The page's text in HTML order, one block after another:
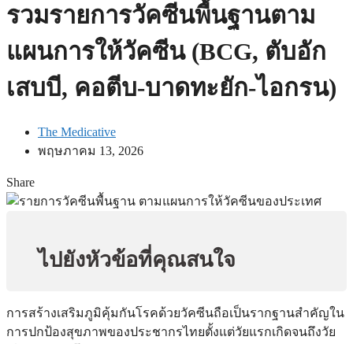
รวมรายการวัคซีนพื้นฐานตาม
แผนการให้วัคซีน (BCG, ตับอัก
เสบบี, คอตีบ-บาดทะยัก-ไอกรน)
The Medicative
พฤษภาคม 13, 2026
Share
ไปยังหัวข้อที่คุณสนใจ
การสร้างเสริมภูมิคุ้มกันโรคด้วยวัคซีนถือเป็นรากฐานสำคัญใน
การปกป้องสุขภาพของประชากรไทยตั้งแต่วัยแรกเกิดจนถึงวัย